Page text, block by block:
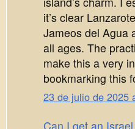
it’s clear
Jameos del Agua
all ages. The
make this a very
bookmarking this
23 de julio de 2025
Can I get an